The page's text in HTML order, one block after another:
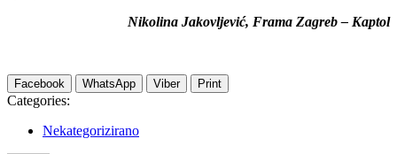
Nikolina Jakovljević, Frama Zagreb – Kaptol
Facebook WhatsApp Viber Print
Categories:
Nekategorizirano